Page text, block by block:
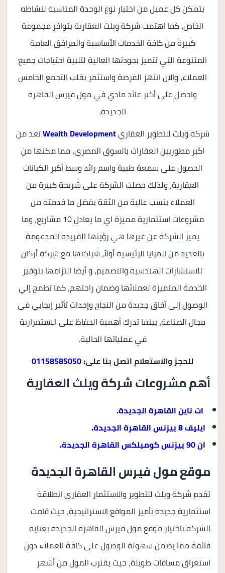
يتمكن كل عميل من اختيار نوع الوحدة المناسبة لنشاطه
الخاص، كما اهتمت شركة ويلث العقارية بتوافر مجموعة
كبيرة من كافة الخدمات الأساسية والمرافق العامة
المتنوعة التي تتميز بجودتها العالية لتلبية احتياجات جميع
العملاء، والان انتهز الفرصة واستثمر بقلب التجمع الخامس
واحصل على أكبر عائد مادي في مول فيرس القاهرة
الجديدة.
شركة ويلث للتطوير العقاريWealth Developmentتعد من
اكبر مطوريين العقارات بالسوق المصري، مما مكنها من
الحصول على سمعة طيبة واسم رائد وسط أكبر الكيانات
العقارية، ولذلك حصلت الشركة على شريحة كبيرة من
العملاء بنسب عالية من الثقة بفضل ما قدمته من
مشروعات استثمارية مميزة اي ما يعادل 10 مشاريع، وما
يميز الشركة عن غيرها هي رؤيتها الفريدة المدعومة
بالعديد من المزايا الرئيسية أولاً، شراكتها مع شركة أركان
للاستشارات الهندسية والتصميم، و أيضا التزامها بتوفير
الخدمة المتميزة لعملائها وضمان راحتهم، كما تطمح إلي
الوصول إلى آفاق جديدة من النجاح وإحداث تأثير إيجابي في
مجال الصناعة، بينما تدرك أهمية الحفاظ على الاستمرارية
في عملياتها الحالية.
للحجز والاستعلام اتصل بنا على:01158585050
أهم مشروعات شركة ويلث العقارية
ات ناين القاهرة الجديدة.
ايليف 8 بيزنس القاهرة الجديدة.
ان 90 بيزنس كومبلكس القاهرة الجديدة.
موقع مول فيرس القاهرة الجديدة
تقدم شركة ويلث للتطوير والاستثمار العقاري انطلاقة
استثمارية جديدة بأميز المواقع الاستراتيجية، حيث قامت
الشركة باختيار موقع مول فيرس القاهرة الجديدة بعناية
فائقة مما يضمن سهولة الوصول على كافة العملاء دون
استغراق مسافات طويلة، حيث يقترب المول من أشهر